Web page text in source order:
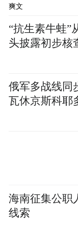
兰州大学骆
2019年6月29
受邀在
上了一堂“公
质：一、骆驼
长也，而见者
力的象征，
爽文
“抗生素牛蛙”
头披露初步核
俄军多战线同
瓦休京斯科耶
海南征集公职
线索